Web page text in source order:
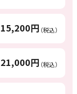
15,200円 （税込）
21,000円 （税込）